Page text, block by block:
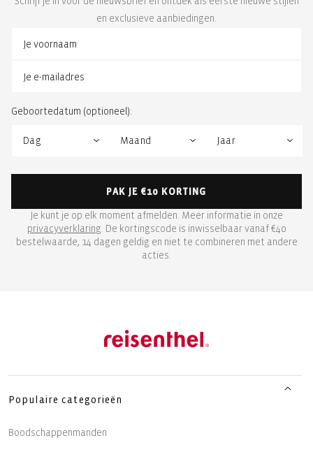
en exclusieve aanbiedingen.
Geboortedatum (optioneel):
PAK JE €10 KORTING
Je kunt je op elk moment afmelden. Meer informatie in onze
privacyverklaring. De kortingscode is inwisselbaar vanaf €40
bestelwaarde, 14 dagen geldig en niet te combineren met andere
acties.
Populaire categorieën
Boodschappenmanden